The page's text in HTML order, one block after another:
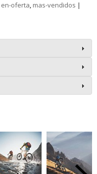
en-oferta mas-vendidos |